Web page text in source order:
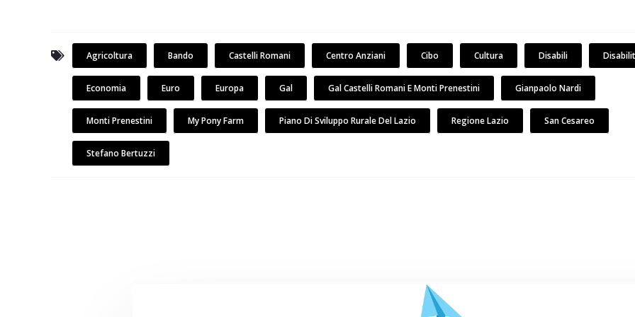
Agricoltura Bando Castelli Romani Centro Anziani Cibo Cultura Disabili
Economia Euro Europa Gal Gal Castelli Romani E Monti Prenestini Gianpaolo Nardi
Monti Prenestini My Pony Farm Piano Di Sviluppo Rurale Del Lazio Regione Lazio San Cesareo
Stefano Bertuzzi